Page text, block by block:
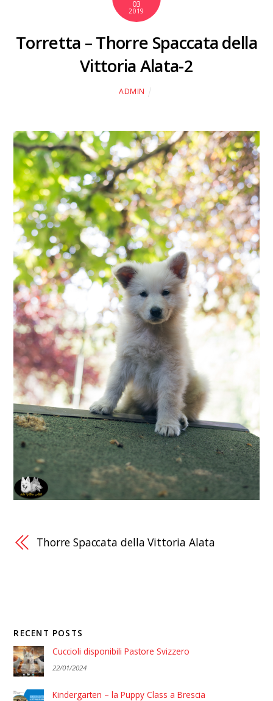
03
2019
Torretta – Thorre Spaccata della
Vittoria Alata-2
ADMIN
Thorre Spaccata della Vittoria Alata
RECENT POSTS
Cuccioli disponibili Pastore Svizzero
22/01/2024
Kindergarten – la Puppy Class a Brescia